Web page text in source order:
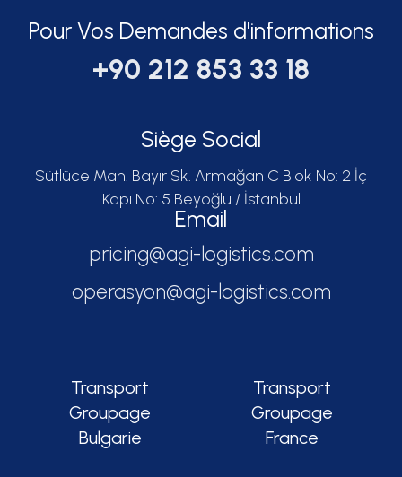
Pour Vos Demandes d'informations
+90 212 853 33 18
Siège Social
Sütlüce Mah. Bayır Sk. Armağan C Blok No: 2 İç
Kapı No: 5 Beyoğlu / İstanbul
Email
pricing@agi-logistics.com
operasyon@agi-logistics.com
Transport
Groupage
Bulgarie
Transport
Groupage
France